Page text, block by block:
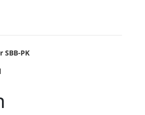
SBB-PK